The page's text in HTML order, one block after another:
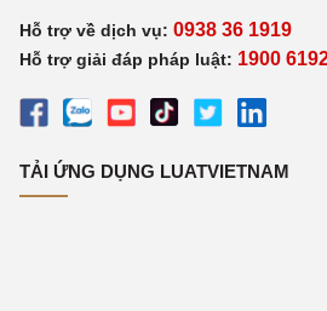
Hỗ trợ về dịch vụ: 0938 36 1919
Hỗ trợ giải đáp pháp luật: 1900
TẢI ỨNG DỤNG LUATVIETNAM